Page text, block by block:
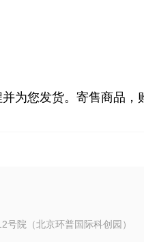
为您发货。寄售商品，
号院（北京环普国际科创园）